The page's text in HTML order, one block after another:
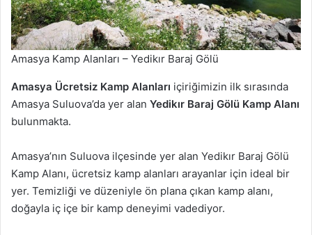
Amasya Kamp Alanları – Yedikır Baraj Gölü
Amasya Ücretsiz Kamp Alanları içiriğimizin ilk sırasında
Amasya Suluova’da yer alan Yedikır Baraj Gölü Kamp Alanı
bulunmakta.
Amasya’nın Suluova ilçesinde yer alan Yedikır Baraj Gölü
Kamp Alanı, ücretsiz kamp alanları arayanlar için ideal bir
yer. Temizliği ve düzeniyle ön plana çıkan kamp alanı,
doğayla iç içe bir kamp deneyimi vadediyor.